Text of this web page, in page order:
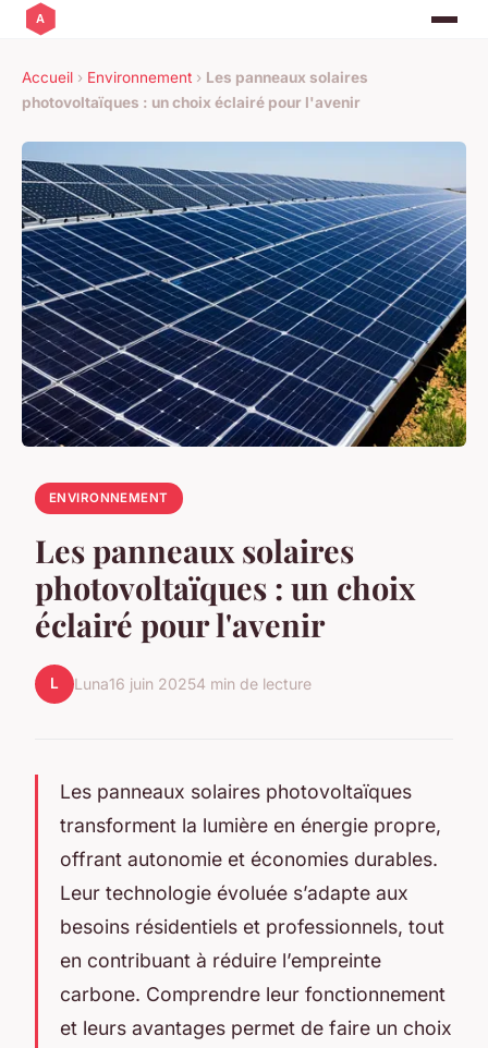
Accueil › Environnement › Les panneaux solaires
photovoltaïques : un choix éclairé pour l'avenir
ENVIRONNEMENT
Les panneaux solaires
photovoltaïques : un choix
éclairé pour l'avenir
L Luna16 juin 20254 min de lecture
Les panneaux solaires photovoltaïques
transforment la lumière en énergie propre,
offrant autonomie et économies durables.
Leur technologie évoluée s’adapte aux
besoins résidentiels et professionnels, tout
en contribuant à réduire l’empreinte
carbone. Comprendre leur fonctionnement
et leurs avantages permet de faire un choix